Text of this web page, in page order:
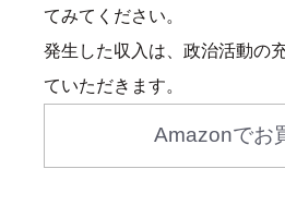
てみてください。
発生した収入は、政治活動の
ていただきます。
Amazonでお